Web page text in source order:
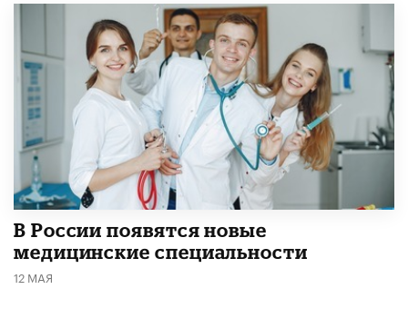
В России появятся новые
медицинские специальности
12 МАЯ